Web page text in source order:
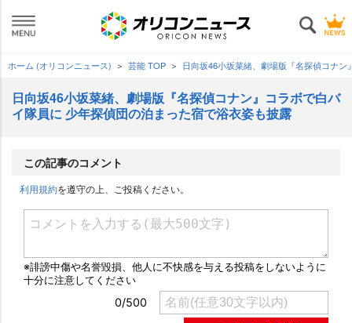
ホーム (オリコンニュース) 芸能 TOP 日向坂46小坂菜緒、劇場版『名探偵コナ
日向坂46小坂菜緒、劇場版『名探偵コナン』コラボで白バ
イ隊員に 少年探偵団の泊まった宿で浴衣姿も披露
この記事のコメント
利用規約を遵守の上、ご投稿ください。